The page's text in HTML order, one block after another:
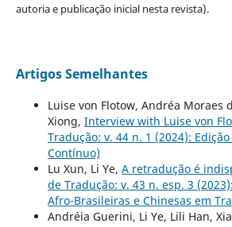
autoria e publicação inicial nesta revista).
Artigos Semelhantes
Luise von Flotow, Andréa Moraes
Xiong, Interview with Luise von
Tradução: v. 44 n. 1 (2024):
Contínuo)
Lu Xun, Li Ye, A retradução é
de Tradução: v. 43 n. esp. 3
Afro-Brasileiras e Chinesas em
Andréia Guerini, Li Ye, Lili Han,